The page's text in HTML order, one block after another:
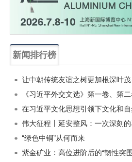
新闻排行榜
《习近平外交文选》第一卷、第
“绿色中铜”从何而来
紫金矿业：高位进阶后的“韧性突